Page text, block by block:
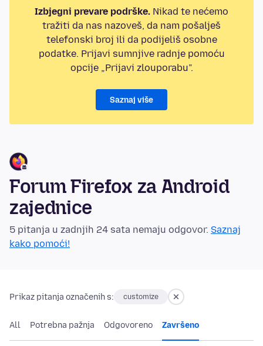
Izbjegni prevare podrške. Nikad te nećemo
tražiti da nas nazoveš, da nam pošalješ
telefonski broj ili da podijeliš osobne
podatke. Prijavi sumnjive radnje pomoću
opcije „Prijavi zlouporabu”.
Saznaj više
Forum Firefox za Android
zajednice
5 pitanja u zadnjih 24 sata nemaju odgovor. Saznaj
kako pomoći!
Prikaz pitanja označenih s: customize
All Potrebna pažnja Odgovoreno Završeno